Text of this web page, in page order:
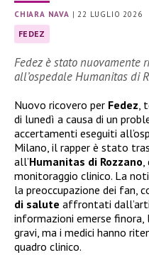
CHIARA NAVA |22 LUGLIO 2026
FEDEZ
Fedez è stato nuovamente
all’ospedale Humanitas di
Nuovo ricovero per Fedez,
di lunedì a causa di un
accertamenti eseguiti
Milano, il rapper è stato
all’Humanitas di Rozzano,
monitoraggio clinico. La
la preoccupazione dei fan,
di salute affrontati
informazioni emerse finora,
gravi, ma i medici hanno
quadro clinico.